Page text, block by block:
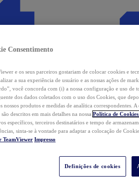
Consentimento
e os seus parceiros gostariam de colocar cookies e
a sua experiência de usuário e as nossas ações de
você concorda com (i) a nossa configuração e uso de
dos dados coletados com o uso dos Cookies, que
nossos produtos e medidas de analítica correspondentes.
são descritos em mais detalhes na nossa Política de Cookies
específicos, terceiros destinatários e tempo de
sinta-se à vontade para adaptar a colocação de
TeamViewer Impresso
Definições de cookies